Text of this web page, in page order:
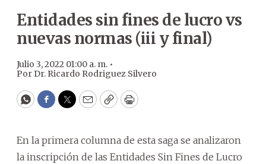
Entidades sin fines de lucro vs
nuevas normas (iii y final)
Julio 3, 2022 01:00 a. m. •
PorDr. Ricardo Rodriguez Silvero
WhatsApp
Facebook
Twitter
EmailCopyPrint
En la primera columna de esta saga se analizaron
la inscripción de las Entidades Sin Fines de Lucro